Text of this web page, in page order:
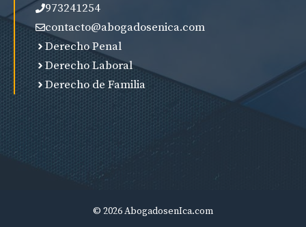
973241254
contacto@abogadosenica.com
Derecho Penal
Derecho Laboral
Derecho de Familia
© 2026 AbogadosenIca.com